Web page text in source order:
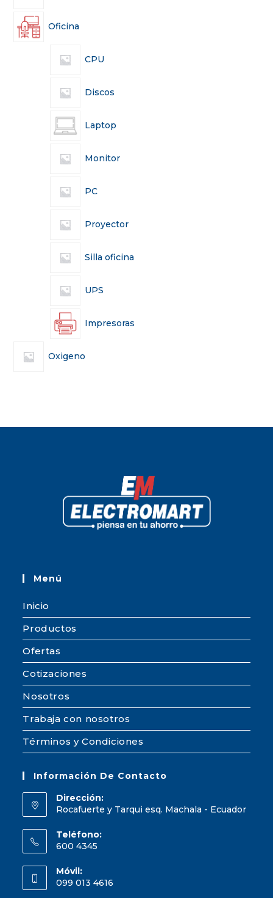
Oficina
CPU
Discos
Laptop
Monitor
PC
Proyector
Silla oficina
UPS
Impresoras
Oxigeno
Menú
Inicio
Productos
Ofertas
Cotizaciones
Nosotros
Trabaja con nosotros
Términos y Condiciones
Información De Contacto
Dirección:
Rocafuerte y Tarqui esq. Machala - Ecuador
Teléfono:
600 4345
Móvil:
099 013 4616